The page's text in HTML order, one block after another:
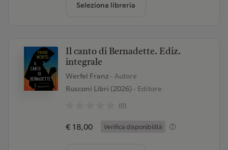
Seleziona libreria
Il canto di Bernadette. Ediz.
integrale
Werfel Franz - Autore
Rusconi Libri (2026)- Editore
(0)
€ 18,00 Verifica disponibilità